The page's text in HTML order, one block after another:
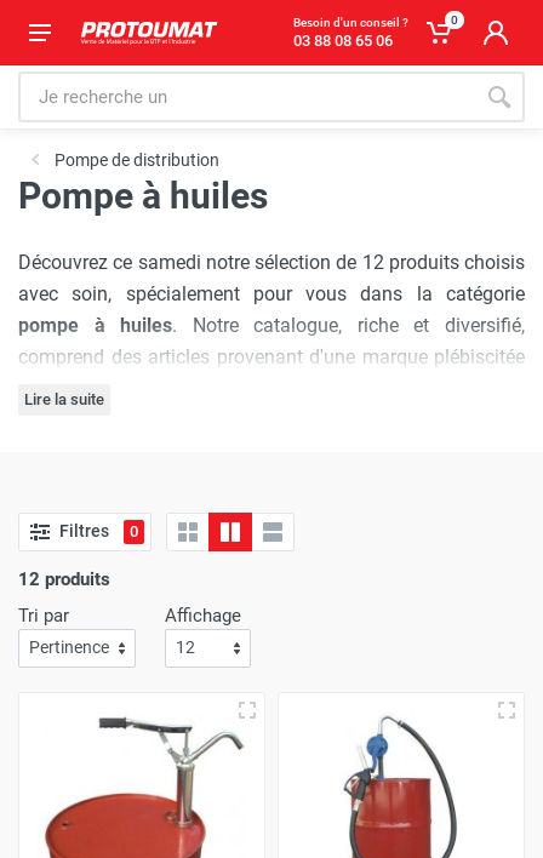
Besoin d'un conseil ?
03 88 08 65 06
0
Pompe de distribution
Pompe à huiles
Découvrez ce samedi notre sélection de 12 produits choisis
avec soin, spécialement pour vous dans la catégorie
pompe à huiles. Notre catalogue, riche et diversifié,
comprend des articles provenant d'une marque plébiscitée
par les professionnels :
expérience d'achat où chaque visite est synonyme
d'économie.L'efficacité de notre service de livraison est
une priorité absolue
rapidement et sans le moindre souci !
Avec Protoumat,bénéficiez d'un shopping qui allie à la
perfection des prix avantageux
et une livraison dont la rapidité vous surprendra
à chaque commande
Lire la suite
Filtres 0
12 produits
Tri par
Affichage